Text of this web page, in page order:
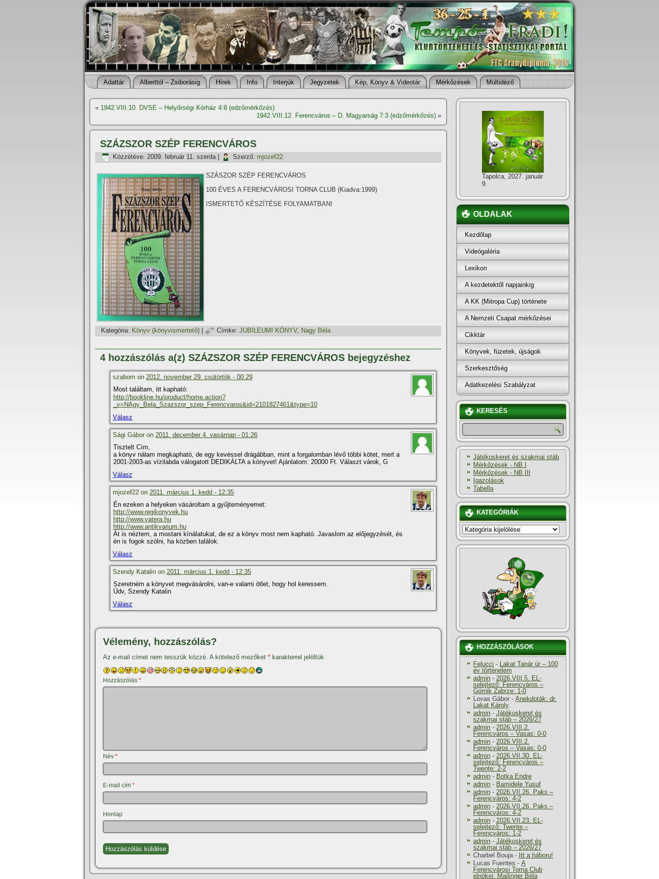
Adattár Alberttól – Zsiborásig Hí­rek Info Interjúk Jegyzetek Kép, Könyv & Videotár Mérkőzések Múltidéző
« 1942.VIII.10. DVSE – Helyőrségi Kórház 4:8 (edzőmérkőzés)
1942.VIII.12. Ferencváros – D. Magyarság 7:3 (edzőmérkőzés) »
SZÁZSZOR SZÉP FERENCVÁROS
Közzétéve: 2009. február 11. szerda| Szerző: mjozef22
SZÁSZOR SZÉP FERENCVÁROS
100 ÉVES A FERENCVÁROSI TORNA CLUB (Kiadva:1999)
ISMERTETŐ KÉSZÍTÉSE FOLYAMATBAN!
Kategória: Könyv (könyvismertető) Címke: JUBILEUMI KÖNYV, Nagy Béla
4 hozzászólás a(z) SZÁZSZOR SZÉP FERENCVÁROS bejegyzéshez
szabom on 2012. november 29. csütörtök - 00:29
Most találtam, itt kapható:
http://bookline.hu/product/home.action?
_v=NAgy_Bela_Szazszor_szep_Ferencvaros&id=2101827461&type=10
Válasz
Sági Gábor on 2011. december 4. vasárnap - 01:26
Tisztelt Cí­m,
a könyv nálam megkapható, de egy kevéssel drágábban, mint a forgalomban lévő többi kötet, mert a
2001-2003-as ví­zilabda válogatott DEDIKÁLTA a könyvet! Ajánlatom: 20000 Ft. Választ várok, G
Válasz
mjozef22 on 2011. március 1. kedd - 12:35
Én ezeken a helyeken vásároltam a gyűjteményemet:
http://www.regikonyvek.hu
http://www.vatera.hu
http://www.antikvarium.hu
Át is néztem, a mostani kí­nálatukat, de ez a könyv most nem kapható. Javaslom az előjegyzését, és
én is fogok szólni, ha közben találok.
Válasz
Szendy Katalin on 2011. március 1. kedd - 12:35
Szeretném a könyvet megvásárolni, van-e valami ötlet, hogy hol keressem.
Üdv, Szendy Katalin
Válasz
Vélemény, hozzászólás?
Az e-mail címet nem tesszük közzé. A kötelező mezőket * karakterrel jelöltük
Hozzászólás *
Név *
E-mail cím *
Honlap
Tapolca, 2027. január
9.
OLDALAK
Kezdőlap
Videógaléria
Lexikon
A kezdetektől napjainkig
A KK (Mitropa Cup) története
A Nemzeti Csapat mérkőzései
Cikktár
Könyvek, füzetek, újságok
Szerkesztőség
Adatkezelési Szabályzat
KERESÉS
Játékoskeret és szakmai stáb
Mérkőzések - NB I
Mérkőzések - NB III
Igazolások
Tabella
KATEGÓRIÁK
KATEGÓRIÁK
HOZZÁSZÓLÁSOK
Felucci - Lakat Tanár úr – 100
év történelem
admin - 2026.VIII.5. EL-
selejtező: Ferencváros –
Górnik Zabrze: 1-0
Lovas Gábor - Anekdoták: dr.
Lakat Károly
admin - Játékoskeret és
szakmai stáb – 2026/27
admin - 2026.VIII.2.
Ferencváros – Vasas: 0-0
admin - 2026.VIII.2.
Ferencváros – Vasas: 0-0
admin - 2026.VII.30. EL-
selejtező: Ferencváros –
Twente: 2-2
admin - Botka Endre
admin - Bamidele Yusuf
admin - 2026.VII.26. Paks –
Ferencváros: 4-2
admin - 2026.VII.26. Paks –
Ferencváros: 4-2
admin - 2026.VII.23. EL-
selejtező: Twente –
Ferencváros: 1-2
admin - Játékoskeret és
szakmai stáb – 2026/27
Charbel Bouja- Itt a háboru!
Lucas Fuentes - A
Ferencvárosi Torna Club
elnökei: Mailinger Béla